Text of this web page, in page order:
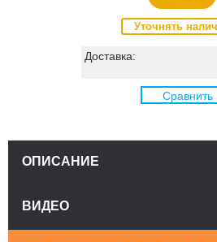
Уточнять
Доставка:
Сравнить
ОПИСАНИЕ
ВИДЕО